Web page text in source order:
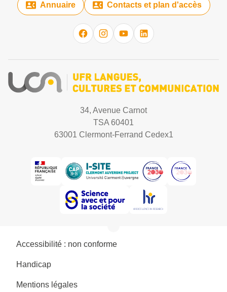
Annuaire Contacts et plan d'accès
34, Avenue Carnot
TSA 60401
63001 Clermont-Ferrand Cedex1
Accessibilité : non conforme
Handicap
Mentions légales